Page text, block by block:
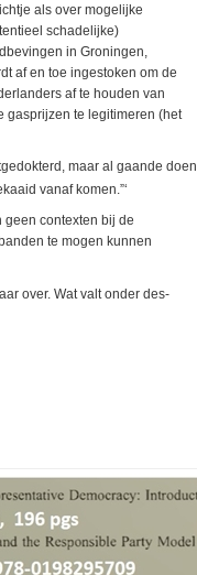
als over mogelijke
schadelijke)
in Groningen,
af en toe ingestoken om de
af te houden van
gasprijzen te legitimeren (het
maar al gaande doen
vanaf komen.”‘
geen contexten bij de
te mogen kunnen
over. Wat valt onder des-